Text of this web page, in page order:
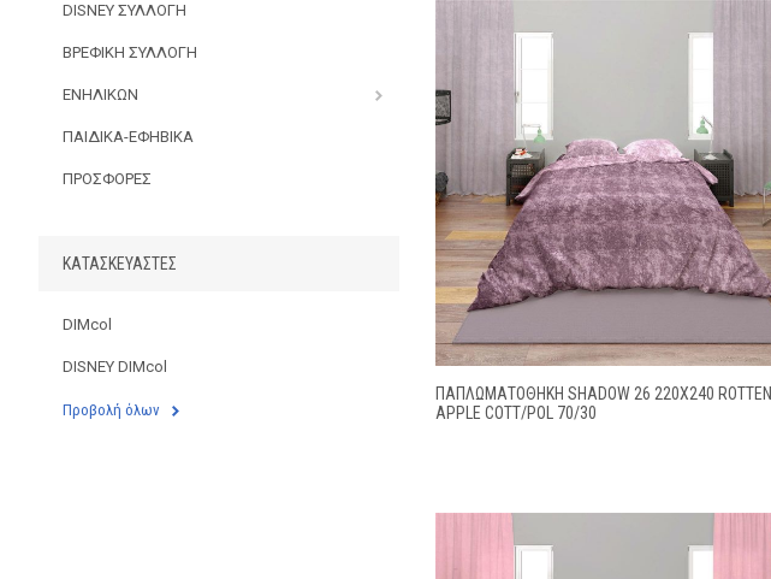
ΠΑΠΛΩΜΑΤΟΘΉΚΗ SHADOW 26 220X240 ROTTEN
APPLE COTT/POL 70/30
DISNEY ΣΥΛΛΟΓΗ
ΒΡΕΦΙΚΗ ΣΥΛΛΟΓΗ
ΕΝΗΛΙΚΩΝ
ΠΑΙΔΙΚΑ-ΕΦΗΒΙΚΑ
ΠΡΟΣΦΟΡΕΣ
ΚΑΤΑΣΚΕΥΑΣΤΈΣ
DIMcol
DISNEY DIMcol
Προβολή όλων